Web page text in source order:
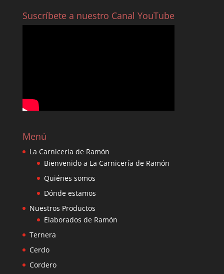
Suscríbete a nuestro Canal YouTube
Menú
La Carnicería de Ramón
Bienvenido a La Carnicería de Ramón
Quiénes somos
Dónde estamos
Nuestros Productos
Elaborados de Ramón
Ternera
Cerdo
Cordero